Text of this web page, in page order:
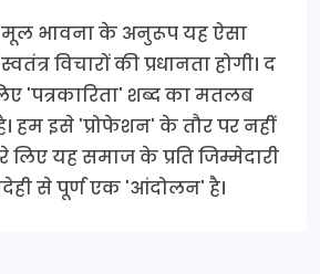
मूल भावना के अनुरूप यह ऐसा
विचारों की प्रधानता होगी। द
'पत्रकारिता' शब्द का मतलब
इसे 'प्रोफेशन' के तौर पर नहीं
यह समाज के प्रति जिम्मेदारी
से पूर्ण एक 'आंदोलन' है।